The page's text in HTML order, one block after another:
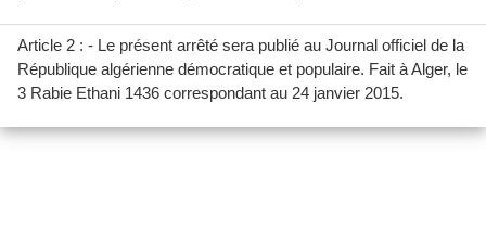
Article 2 : - Le présent arrêté sera publié au Journal officiel de la
République algérienne démocratique et populaire. Fait à Alger, le
3 Rabie Ethani 1436 correspondant au 24 janvier 2015.